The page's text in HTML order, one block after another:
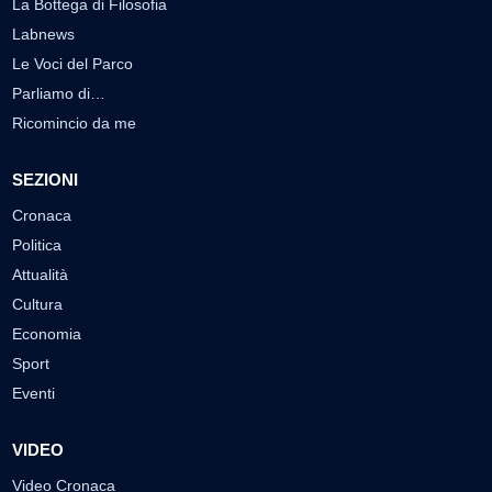
La Bottega di Filosofia
Labnews
Le Voci del Parco
Parliamo di…
Ricomincio da me
SEZIONI
Cronaca
Politica
Attualità
Cultura
Economia
Sport
Eventi
VIDEO
Video Cronaca